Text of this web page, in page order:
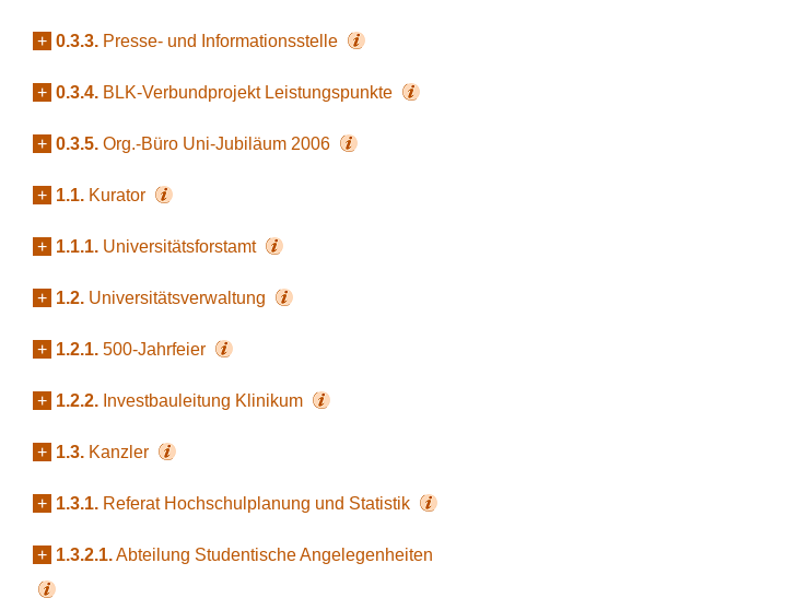
+ 0.3.3. Presse- und Informationsstelle
+ 0.3.4. BLK-Verbundprojekt Leistungspunkte
+ 0.3.5. Org.-Büro Uni-Jubiläum 2006
+ 1.1. Kurator
+ 1.1.1. Universitätsforstamt
+ 1.2. Universitätsverwaltung
+ 1.2.1. 500-Jahrfeier
+ 1.2.2. Investbauleitung Klinikum
+ 1.3. Kanzler
+ 1.3.1. Referat Hochschulplanung und Statistik
+ 1.3.2.1.Abteilung Studentische Angelegenheiten